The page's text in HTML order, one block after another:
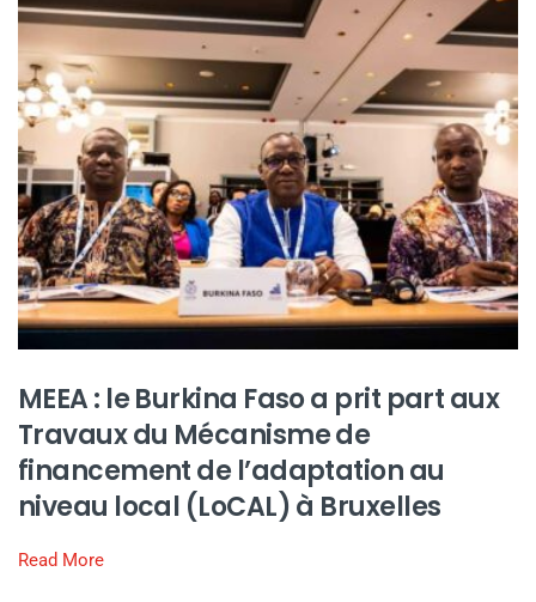
MEEA : le Burkina Faso a prit part aux
Travaux du Mécanisme de
financement de l’adaptation au
niveau local (LoCAL) à Bruxelles
Read More